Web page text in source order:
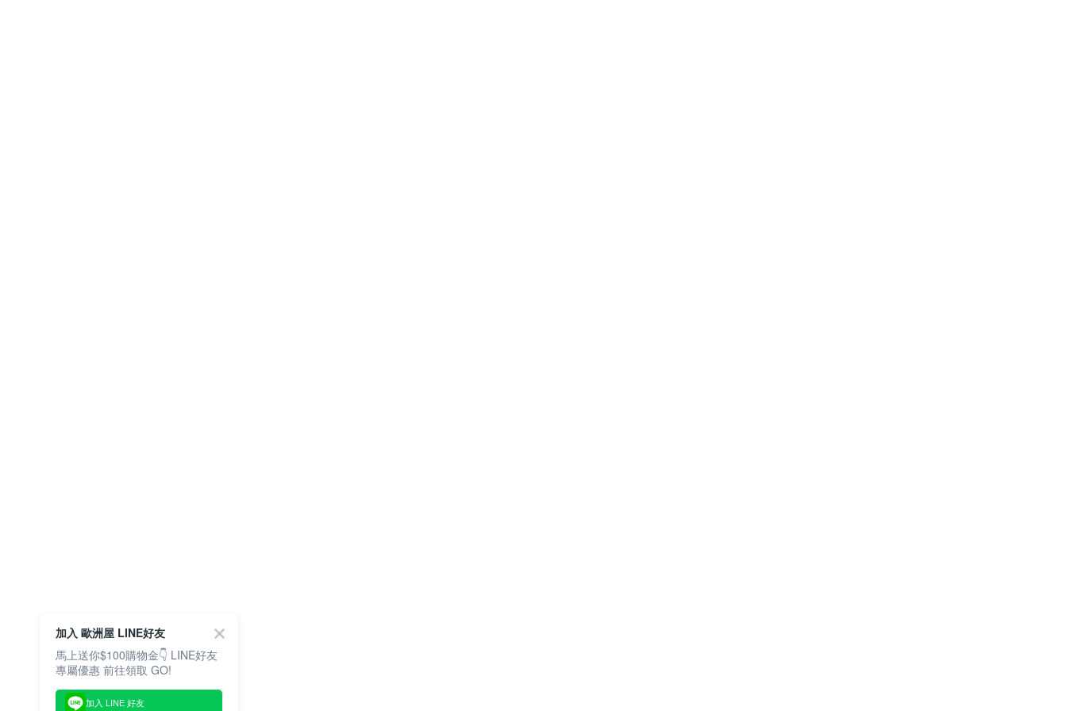
加入 歐洲屋 LINE好友
馬上送你$100購物金👇 LINE好友
專屬優惠 前往領取 GO!
加入 LINE 好友